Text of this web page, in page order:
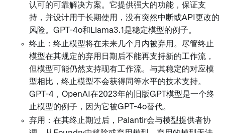
认可的可靠解决方案。它提供强大的功能，保证支
持，并设计用于长期使用，没有突然中断或API更改的
风险。GPT-4o和Llama3.1是稳定模型的例子。
终止：终止模型将在未来几个月内被弃用。尽管终止
模型在其规定的弃用日期后不能再支持新的工作流，
但模型可能仍然支持现有工作流。与其稳定的对应模
型相比，终止模型不会获得同等水平的技术支持。
GPT-4，OpenAI在2023年的旧版GPT模型是一个终
止模型的例子，因为它被GPT-4o替代。
弃用：在其终止期过后，Palantir会与模型提供者协